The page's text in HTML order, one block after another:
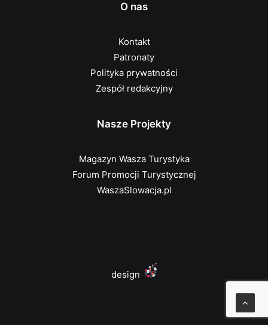
O nas
Kontakt
Patronaty
Polityka prywatności
Zespół redakcyjny
Nasze Projekty
Magazyn Wasza Turystyka
Forum Promocji Turystycznej
WaszaSlowacja.pl
design